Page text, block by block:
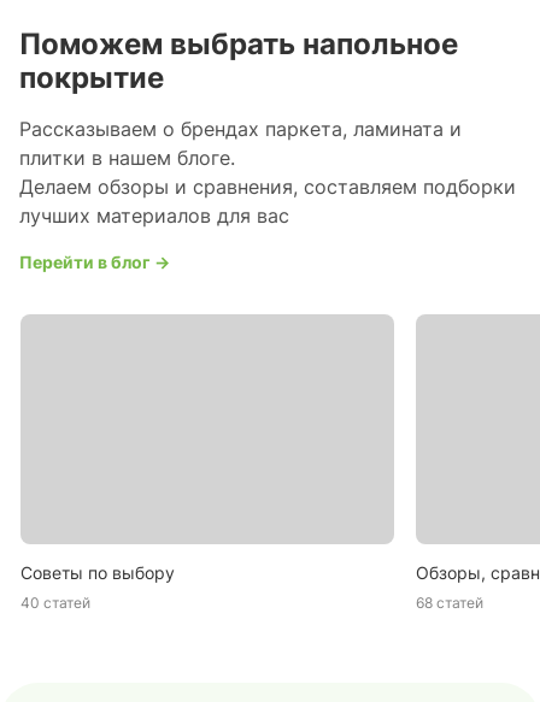
Поможем выбрать напольное
покрытие
Рассказываем о брендах паркета, ламината и
плитки в нашем блоге.
Делаем обзоры и сравнения, составляем подборки
лучших материалов для вас
Перейти в блог →
Советы по выбору
40 статей
Обзоры,
68 статей